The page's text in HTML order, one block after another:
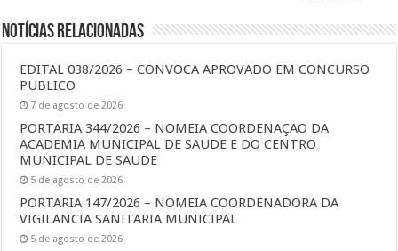
Notícias Relacionadas
EDITAL 038/2026 – CONVOCA APROVADO EM CONCURSO
PUBLICO
7 de agosto de 2026
PORTARIA 344/2026 – NOMEIA COORDENAÇAO DA
ACADEMIA MUNICIPAL DE SAUDE E DO CENTRO
MUNICIPAL DE SAUDE
5 de agosto de 2026
PORTARIA 147/2026 – NOMEIA COORDENADORA DA
VIGILANCIA SANITARIA MUNICIPAL
5 de agosto de 2026